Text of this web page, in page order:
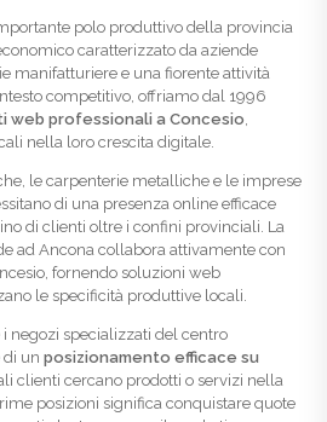
polo produttivo della provincia
caratterizzato da aziende
manifatturiere e una fiorente attività
competitivo, offriamo dal 1996
web professionali a Concesio,
nella loro crescita digitale.
le carpenterie metalliche e le imprese
di una presenza online efficace
di clienti oltre i confini provinciali. La
ad Ancona collabora attivamente con
fornendo soluzioni web
le specificità produttive locali.
negozi specializzati del centro
di un posizionamento efficace su
clienti cercano prodotti o servizi nella
posizioni significa conquistare quote